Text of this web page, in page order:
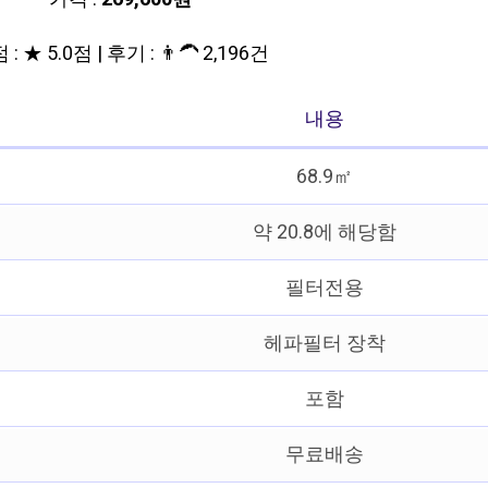
: ★ 5.0점 | 후기 : 👨‍🦱 2,196건
내용
68.9㎡
약 20.8에 해당함
필터전용
헤파필터 장착
포함
무료배송